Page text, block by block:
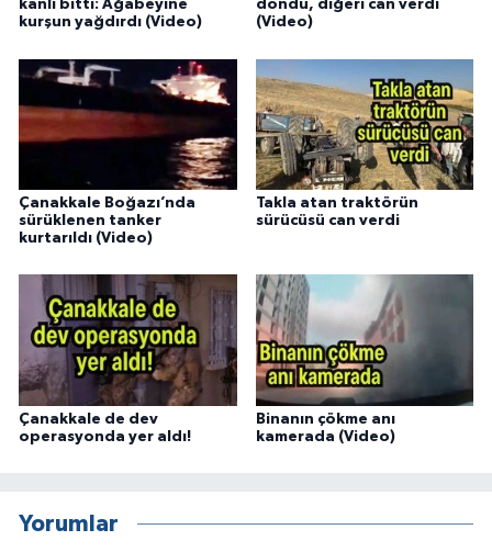
kanlı bitti: Ağabeyine
kurşun yağdırdı (Video)
döndü, diğeri can verdi
(Video)
Çanakkale Boğazı’nda
sürüklenen tanker
kurtarıldı (Video)
Takla atan traktörün
sürücüsü can verdi
Çanakkale de dev
operasyonda yer aldı!
Binanın çökme anı
kamerada (Video)
Yorumlar